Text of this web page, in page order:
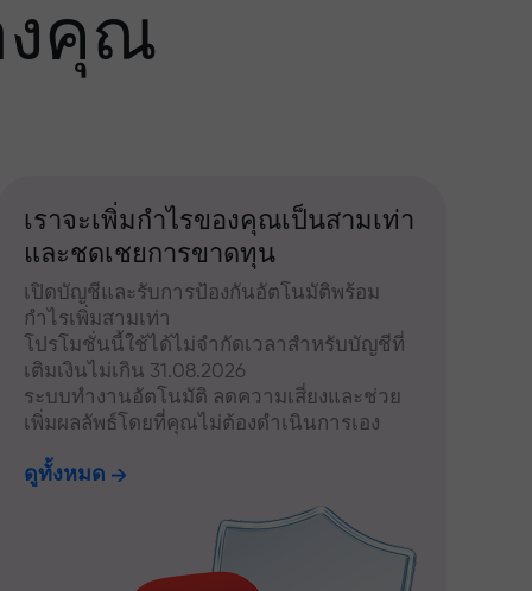
งคุณ
เราจะเพิ่มกำไรของคุณเป็นสามเท่า
และชดเชยการขาดทุน
เปิดบัญชีและรับการป้องกันอัตโนมัติพร้อม
กำไรเพิ่มสามเท่า
โปรโมชั่นนี้ใช้ได้ไม่จำกัดเวลาสำหรับบัญชีที่
เติมเงินไม่เกิน 31.08.2026
ระบบทำงานอัตโนมัติ ลดความเสี่ยงและช่วย
เพิ่มผลลัพธ์โดยที่คุณไม่ต้องดำเนินการเอง
ดูทั้งหมด